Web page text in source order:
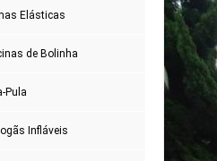
Elásticas
de Bolinha
Pula
Infláveis